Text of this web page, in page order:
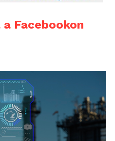
Facebookon